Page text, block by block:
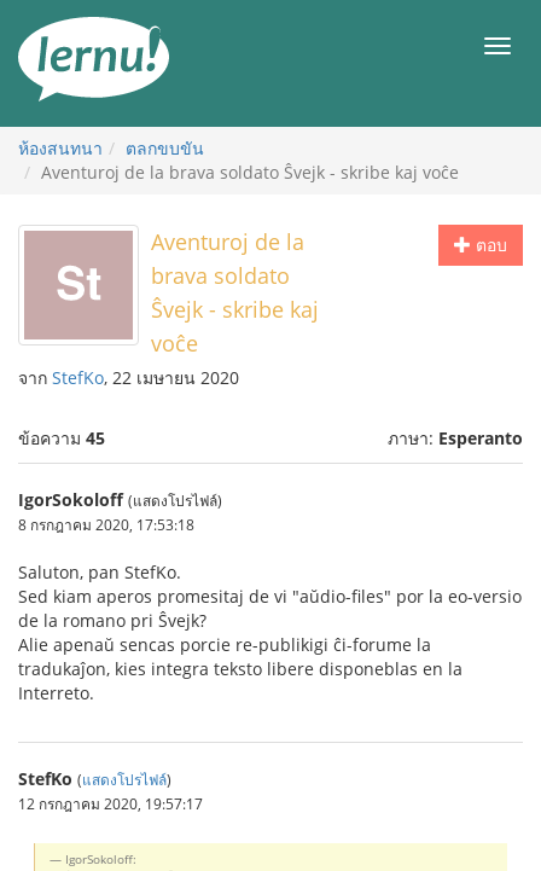
สารบัญ
เมนู
ห้องสนทนา
ตลกขบขัน
Aventuroj de la brava soldato Ŝvejk - skribe kaj voĉe
ตอบ
Aventuroj de la
brava soldato
Ŝvejk - skribe kaj
voĉe
จาก StefKo, 22 เมษายน 2020
ข้อความ 45 ภาษา: Esperanto
IgorSokoloff (แสดงโปรไฟล์)
8 กรกฎาคม 2020, 17:53:18
Saluton, pan StefKo.
Sed kiam aperos promesitaj de vi "aŭdio-files" por la eo-versio
de la romano pri Ŝvejk?
Alie apenaŭ sencas porcie re-publikigi ĉi-forume la
tradukaĵon, kies integra teksto libere disponeblas en la
Interreto.
StefKo (แสดงโปรไฟล์)
12 กรกฎาคม 2020, 19:57:17
IgorSokoloff: